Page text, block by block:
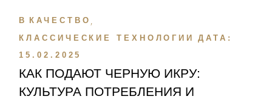
В КАЧЕСТВО
КЛАССИЧЕСКИЕ ТЕХНОЛОГИИ
ДАТА:
15.02.2025
КАК ПОДАЮТ ЧЕРНУЮ ИКРУ:
КУЛЬТУРА ПОТРЕБЛЕНИЯ И